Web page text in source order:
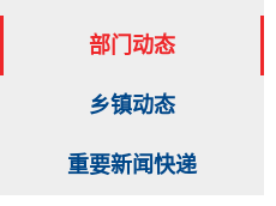
部门动态
乡镇动态
重要新闻快递